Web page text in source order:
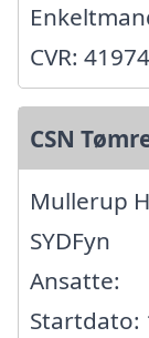
CVR:
CSN
Mullerup
SYDFyn
Ansatte:
Startdato: